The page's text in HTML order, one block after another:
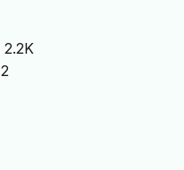
2.2K
2